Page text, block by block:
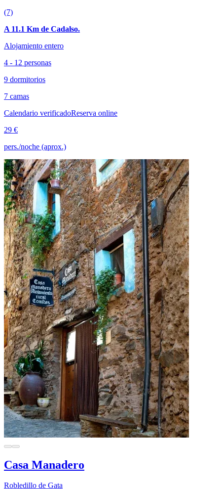
(7)
A 11.1 Km de Cadalso.
Alojamiento entero
4 - 12 personas
9 dormitorios
7 camas
Calendario verificadoReserva online
29 €
pers./noche (aprox.)
Casa Manadero
Robledillo de Gata